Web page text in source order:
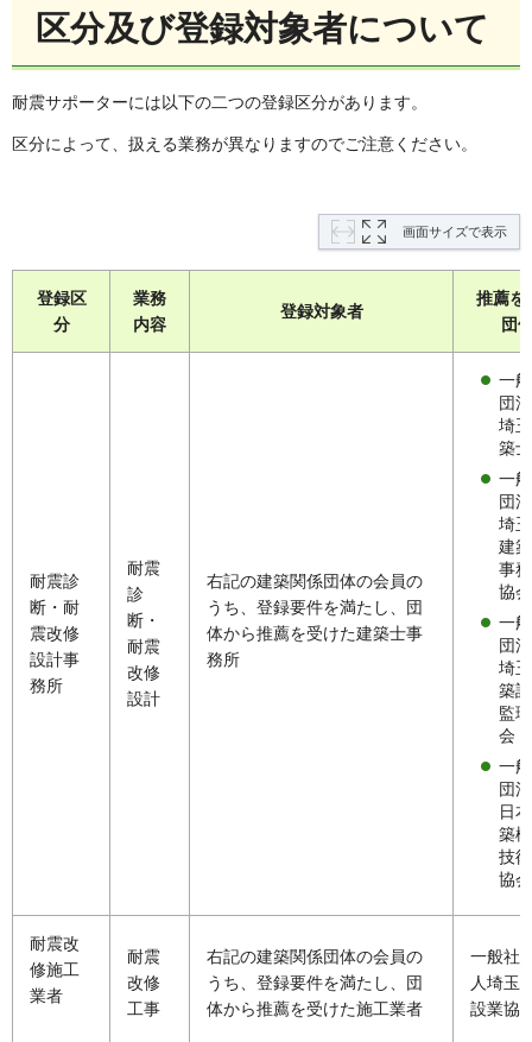
区分及び登録対象者について
耐震サポーターには以下の二つの登録区分があります。
区分によって、扱える業務が異なりますのでご注意ください。
画面サイズで表示
登録区
分
業務
内容
登録対象者
推薦を
団
耐震診
断・耐
震改修
設計事
務所
耐震
診
断・
耐震
改修
設計
右記の建築関係団体の会員の
うち、登録要件を満たし、団
体から推薦を受けた建築士事
務所
一
団
埼
築
一
団
埼
建
事
協会
一
団
埼
築
監
会
一
団
日
築
技
協会
耐震改
修施工
業者
耐震
改修
工事
右記の建築関係団体の会員の
うち、登録要件を満たし、団
体から推薦を受けた施工業者
一般社
人埼玉
設業協